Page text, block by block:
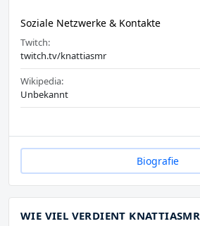
Soziale Netzwerke & Kontakte
Twitch:
twitch.tv/knattiasmr
Wikipedia:
Unbekannt
Biografie
WIE VIEL VERDIENT KNATTIASMR